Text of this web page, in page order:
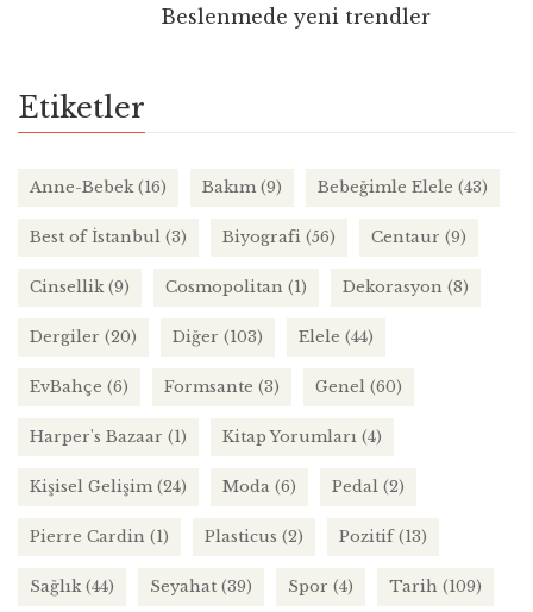
Beslenmede yeni trendler
Etiketler
Anne-Bebek(16) Bakım (9) Bebeğimle Elele (43)
Best of İstanbul (3) Biyografi (56) Centaur (9)
Cinsellik(9) Cosmopolitan (1) Dekorasyon (8)
Dergiler (20) Diğer (103) Elele (44)
EvBahçe (6) Formsante (3) Genel (60)
Harper's Bazaar (1) Kitap Yorumları (4)
Kişisel Gelişim (24) Moda (6) Pedal (2)
Pierre Cardin (1) Plasticus (2) Pozitif(13)
Sağlık(44) Seyahat (39) Spor (4) Tarih (109)